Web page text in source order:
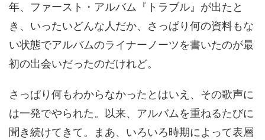
年、ファースト・アルバム『トラブル』が出たと
き、いったいどんな人だか、さっぱり何の資料もな
い状態でアルバムのライナーノーツを書いたのが最
初の出会いだったのだけれど。
さっぱり何もわからなかったとはいえ、その歌声に
は一発でやられた。以来、アルバムを重ねるたびに
聞き続けてきて。まあ、いろいろ時期によって表層